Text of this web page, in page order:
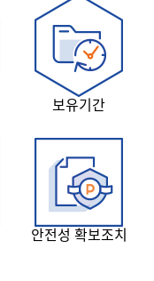
보유기간
안전성 확보조치